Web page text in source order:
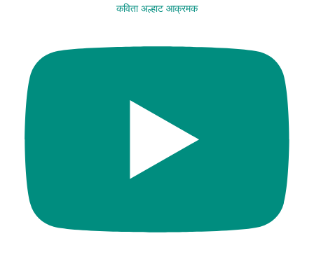
कविता अल्हाट आक्रमक